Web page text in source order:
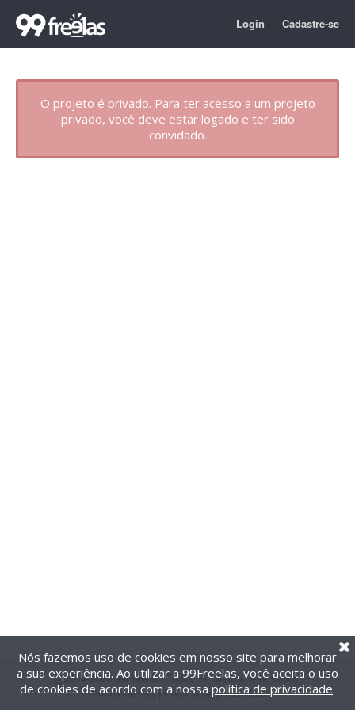
Login Cadastre-se
O projeto é privado. Para ter acesso a um projeto
privado, você deve estar logado e ter sido
convidado.
@2014-2026 99Freelas. Todos os direitos reservados.
Termos de uso| Política de privacidade
Nós fazemos uso de cookies em nosso site para melhorar
a sua experiência. Ao utilizar a 99Freelas, você aceita o uso
de cookies de acordo com a nossa política de privacidade.